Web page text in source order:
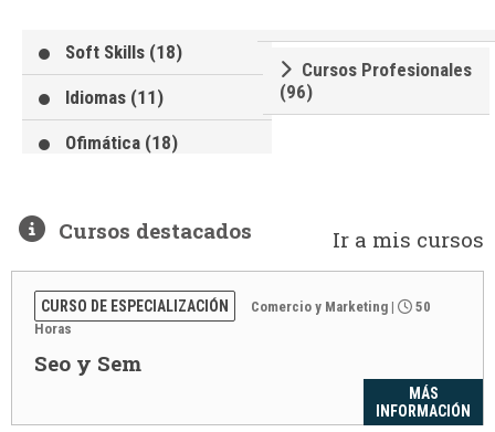
Soft Skills (18)
Idiomas (11)
Ofimática (18)
Cursos Profesionales
(96)
Cursos destacados Ir a mis cursos
CURSO DE ESPECIALIZACIÓN Comercio y Marketing |
50
Horas
Seo y Sem
MÁS
INFORMACIÓN